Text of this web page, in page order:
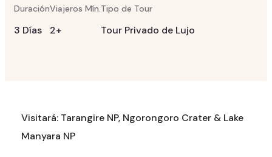
Duración
3 Días
Viajeros Mín.
2+
Tipo de Tour
Tour Privado de Lujo
Visitará: Tarangire NP, Ngorongoro Crater & Lake
Manyara NP